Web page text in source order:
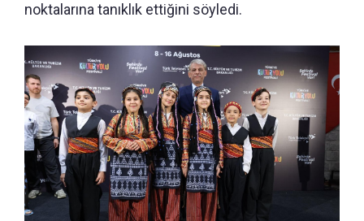
noktalarına tanıklık ettiğini söyledi.